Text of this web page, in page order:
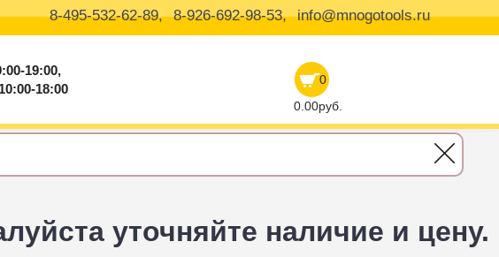
8-495-532-62-89, 8-926-692-98-53, info@mnogotools.ru
19:00,
18:00
0
0.00руб.
уточняйте наличие и цену.